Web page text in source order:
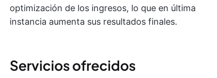
optimización de los ingresos, lo que en última
instancia aumenta sus resultados finales.
Servicios ofrecidos